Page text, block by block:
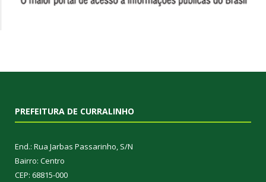
PREFEITURA DE CURRALINHO
End.: Rua Jarbas Passarinho, S/N
Bairro: Centro
CEP: 68815-000